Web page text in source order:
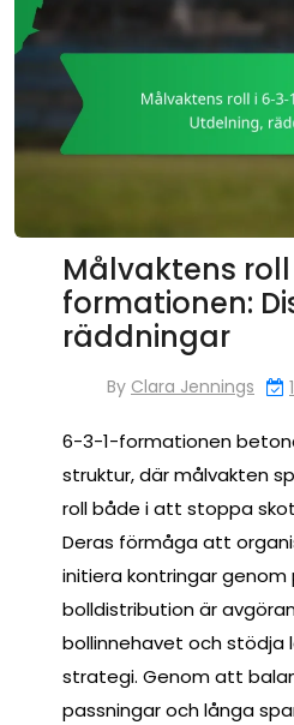
Målvaktens roll
formationen:
räddningar
By Clara Jennings
6-3-1-formationen
struktur, där målvakten
roll både i att stoppa
Deras förmåga att
initiera kontringar genom
bolldistribution är
bollinnehavet och stödja
strategi. Genom att
passningar och långa